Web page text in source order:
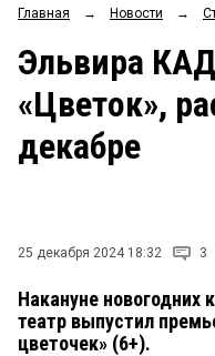
ОБЩЕСТВО
ЗАКОН
НОВОСТИ КОМПАНИЙ
Главная → Новости →
Эльвира
«Цветок»,
декабре
25 декабря 2024 18:32 3
Накануне
театр выпустил
цветочек» (6+).